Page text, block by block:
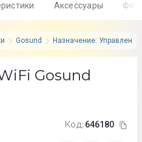
Gosund Назначение: Управление
Аксессуары
Gosund
Код: 646180